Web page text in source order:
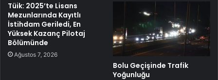
Tüik: 2025’te Lisans
Mezunlarında Kayıtlı
İstihdam Geriledi, En
Yüksek Kazanç Pilotaj
Bölümünde
Ağustos 7, 2026
Bolu Geçişinde Trafik
Yoğunluğu